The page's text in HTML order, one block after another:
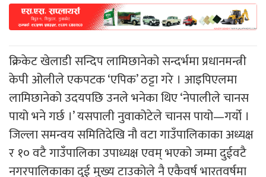
क्रिकेट खेलाडी सन्दिप लामिछानेको सन्दर्भमा प्रधानमन्त्री
केपी ओलीले एकपटक ‘एपिक’ ठट्टा गरे । आइपिएलमा
लामिछानेको उदयपछि उनले भनेका थिए ‘नेपालीले चानस
पायो भने गर्छ ।’ यसपाली नुवाकोटेले चानस पायो—गर्यो ।
जिल्ला समन्वय समितिदेखि नौ वटा गाउँपालिकाका अध्यक्ष
र १० वटै गाउँपालिका उपाध्यक्ष एवम् भएको जम्मा दुईवटै
नगरपालिकाका दुई मुख्य टाउकोले नै एकैवर्ष भारतवर्षमा